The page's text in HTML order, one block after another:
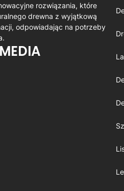
rozwiązania, które
drewna z wyjątkową
odpowiadając na potrzeby